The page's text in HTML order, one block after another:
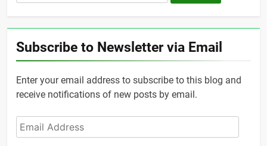
for:
Subscribe to Newsletter via Email
Enter your email address to subscribe to this blog and
receive notifications of new posts by email.
Email
Address